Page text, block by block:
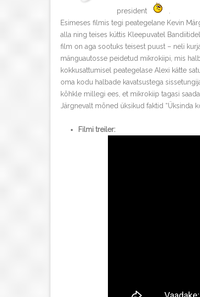
president
Esimeses filmis tegi peategelane Kevin
alla ning teises küttis Kleepuvatel
film on aga sootuks teisest puust – neli
mänguautosse peidetud mikrokiipi, mis
kokkusattumisel peategelase Alexi kätte
oma kodu halbade kavatsustega
kõhkle millegi ees, et mikrokiip tagasi saada.
Järgnevalt mõned üksikud faktid “Üksinda
Filmi treiler: